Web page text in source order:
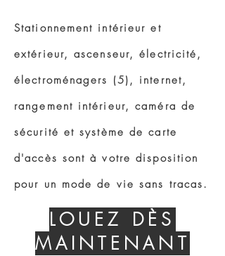
Stationnement intérieur et
extérieur, ascenseur, électricité,
électroménagers (5), internet,
rangement intérieur, caméra de
sécurité et système de carte
d'accès sont à votre disposition
pour un mode de vie sans tracas.
LOUEZ DÈS
MAINTENANT